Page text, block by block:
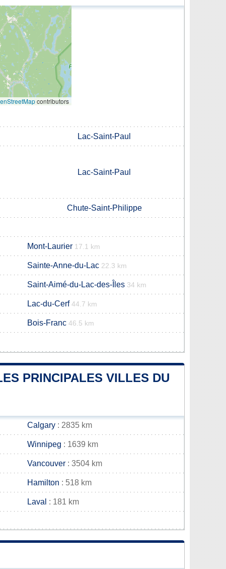
contributors
Lac-Saint-Paul
Lac-Saint-Paul
Chute-Saint-Philippe
Mont-Laurier 17.1 km
Sainte-Anne-du-Lac 22.3 km
Saint-Aimé-du-Lac-des-Îles 34 km
Lac-du-Cerf 44.7 km
Bois-Franc 46.5 km
PRINCIPALES VILLES DU
Calgary : 2835 km
Winnipeg : 1639 km
Vancouver : 3504 km
Hamilton : 518 km
Laval : 181 km